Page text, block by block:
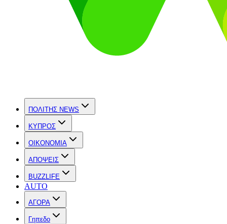
ΠΟΛΙΤΗΣ NEWS
ΚΥΠΡΟΣ
OIKONOMIA
ΑΠΟΨΕΙΣ
BUZZLIFE
AUTO
ΑΓΟΡΑ
Γηπεδο